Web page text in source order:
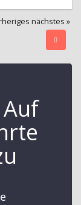
nächstes »